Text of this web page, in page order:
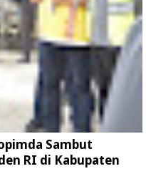
Sambut
RI di Kabupaten